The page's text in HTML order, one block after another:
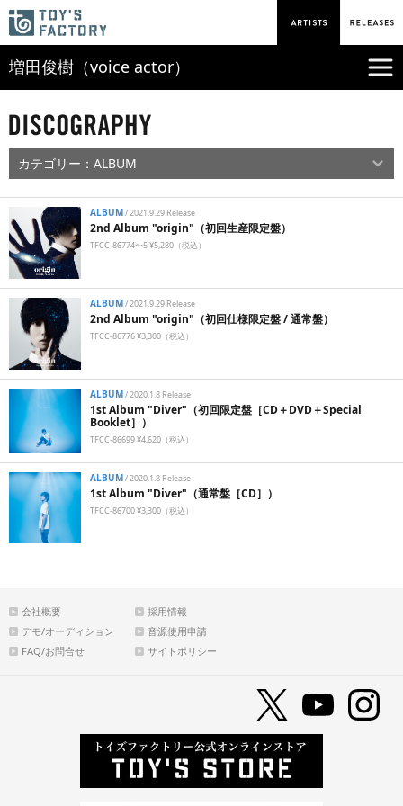
増田俊樹（voice actor）
ALBUM/2021.9.29 Release
2nd Album "origin"（初回生産限定盤）
TFCC-86774〜5 ¥5,280（税込）
ALBUM/2021.9.29 Release
2nd Album "origin"（初回仕様限定盤 / 通常盤）
TFCC-86776 ¥3,300（税込）
ALBUM/2020.1.8 Release
1st Album "Diver"（初回限定盤［CD＋DVD＋Special
Booklet］）
TFCC-86699 ¥4,620（税込）
ALBUM/2020.1.8 Release
1st Album "Diver"（通常盤［CD］）
TFCC-86700 ¥3,300（税込）
会社概要
採用情報
デモ/オーディション
音源使用申請
FAQ/お問合せ
サイトポリシー